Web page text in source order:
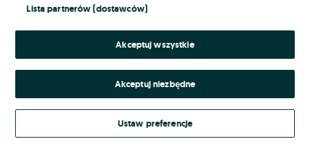
Nie pamiętasz hasła?
Zaloguj się
Kontynuując za pośrednictwem jednego z dostawców wskazanych powyżej,
Regulamin serwisuOLX.pl w jego aktualnym brzmieniu.
Lista partnerów (dostawców)
Akceptuj wszystkie
Akceptuj niezbędne
Ustaw preferencje